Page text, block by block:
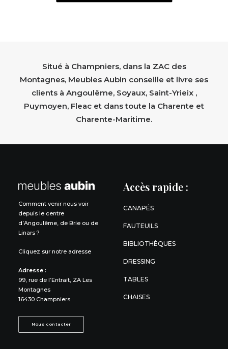
Situé à Champniers, dans la ZAC des
Montagnes, Meubles Aubin conseille et livre ses
clients à Angoulême, Soyaux, Saint-Yrieix ,
Puymoyen, Fleac et dans toute la Charente et
Charente-Maritime.
Comment venir nous voir
depuis le centre
d’Angoulême, de Brie ou de
Linars ?
Cliquez sur notre adresse
Adresse :
99, rue de l’Entrait, ZA Les
Montagnes
16430 Champniers
Nous contacter
Accès rapide :
CANAPÉS
FAUTEUILS
BIBLIOTHÈQUES
DRESSING
TABLES
CHAISES